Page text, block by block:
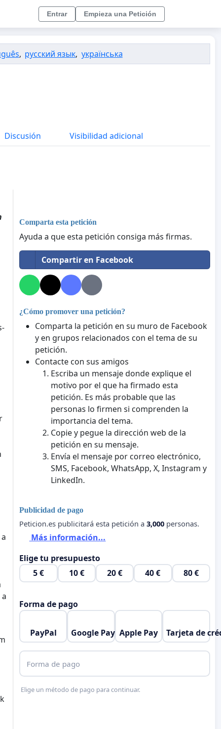
Entrar Empieza una Petición
, русский язык, українська
Discusión Visibilidad adicional
Comparta esta petición
Ayuda a que esta petición consiga más firmas.
Compartir en Facebook
¿Cómo promover una petición?
Comparta la petición en su muro de Facebook
y en grupos relacionados con el tema de su
petición.
Contacte con sus amigos
Escriba un mensaje donde explique el
motivo por el que ha firmado esta
petición. Es más probable que las
personas lo firmen si comprenden la
importancia del tema.
Copie y pegue la dirección web de la
petición en su mensaje.
Envía el mensaje por correo electrónico,
SMS, Facebook, WhatsApp, X, Instagram y
LinkedIn.
Publicidad de pago
Peticion.es publicitará esta petición a3,000 personas.
Más información...
Elige tu presupuesto
5 €
10 € 20 € 40 € 80 €
Forma de pago
PayPal Google Pay Apple Pay Tarjeta de
Forma de pago
Elige un método de pago para continuar.